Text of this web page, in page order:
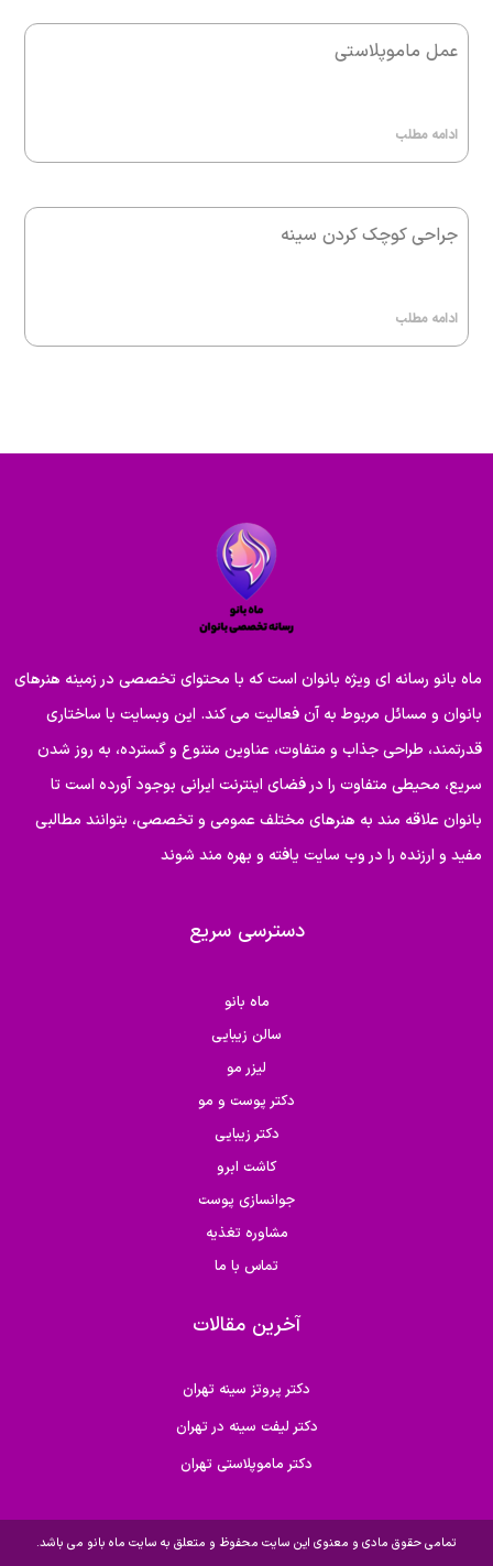
عمل ماموپلاستی
ادامه مطلب
جراحی کوچک کردن سینه
ادامه مطلب
ماه بانو رسانه ای ویژه بانوان است که با محتوای تخصصی در زمینه هنرهای
بانوان و مسائل مربوط به آن فعالیت می کند. این وبسایت با ساختاری
قدرتمند، طراحی جذاب و متفاوت، عناوین متنوع و گسترده، به روز شدن
سریع، محیطی متفاوت را در فضای اینترنت ایرانی بوجود آورده است تا
بانوان علاقه مند به هنرهای مختلف عمومی و تخصصی، بتوانند مطالبی
مفید و ارزنده را در وب سایت یافته و بهره مند شوند
دسترسی سریع
ماه بانو
سالن زیبایی
لیزر مو
دکتر پوست و مو
دکتر زیبایی
کاشت ابرو
جوانسازی پوست
مشاوره تغذیه
تماس با ما
آخرین مقالات
دکتر پروتز سینه تهران
دکتر لیفت سینه در تهران
دکتر ماموپلاستی تهران
تمامی حقوق مادی و معنوی این سایت محفوظ و متعلق به سایت ماه بانو می باشد.